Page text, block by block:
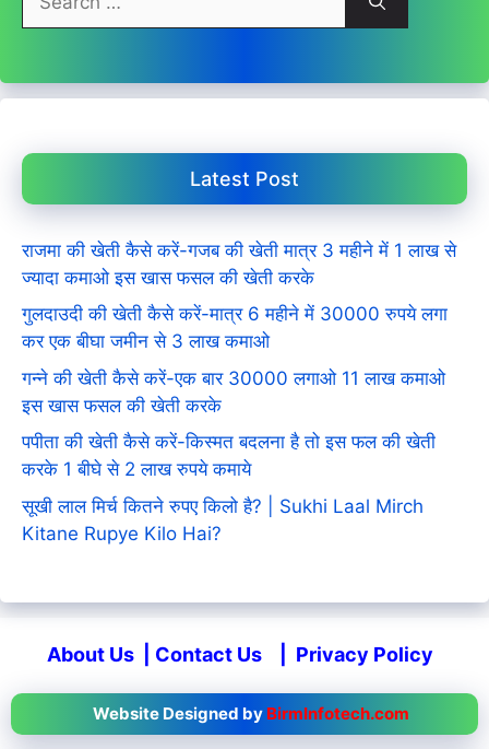
for:
Latest Post
राजमा की खेती कैसे करें-गजब की खेती मात्र 3 महीने में 1 लाख से
ज्यादा कमाओ इस खास फसल की खेती करके
गुलदाउदी की खेती कैसे करें-मात्र 6 महीने में 30000 रुपये लगा
कर एक बीघा जमीन से 3 लाख कमाओ
गन्ने की खेती कैसे करें-एक बार 30000 लगाओ 11 लाख कमाओ
इस खास फसल की खेती करके
पपीता की खेती कैसे करें-किस्मत बदलना है तो इस फल की खेती
करके 1 बीघे से 2 लाख रुपये कमाये
सूखी लाल मिर्च कितने रुपए किलो है? | Sukhi Laal Mirch
Kitane Rupye Kilo Hai?
About Us Contact Us Privacy Policy
Website Designed by BirmInfotech.com